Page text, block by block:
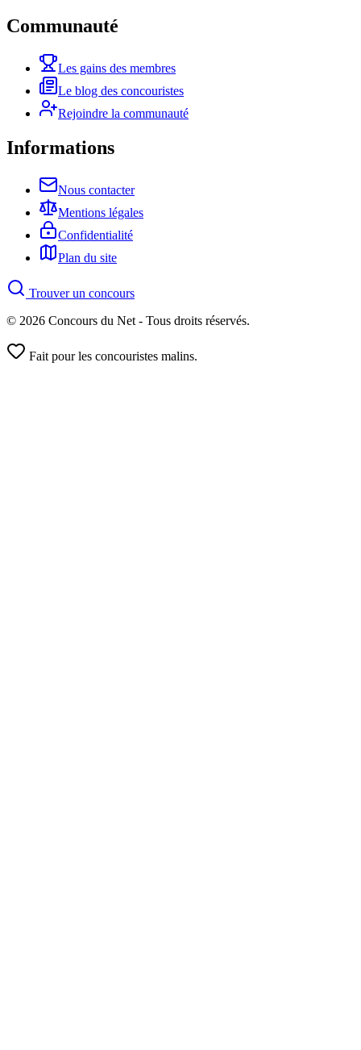
Communauté
Les gains des membres
Le blog des concouristes
Rejoindre la communauté
Informations
Nous contacter
Mentions légales
Confidentialité
Plan du site
Trouver un concours
© 2026 Concours du Net - Tous droits réservés.
Fait pour les concouristes malins.